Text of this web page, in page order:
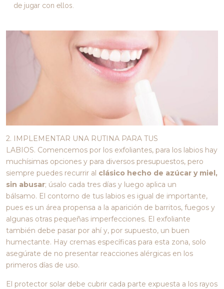
de jugar con ellos.
2. IMPLEMENTAR UNA RUTINA PARA TUS
LABIOS. Comencemos por los exfoliantes, para los labios hay
muchísimas opciones y para diversos presupuestos, pero
siempre puedes recurrir al clásico hecho de azúcar y miel,
sin abusar; úsalo cada tres días y luego aplica un
bálsamo. El contorno de tus labios es igual de importante,
pues es un área propensa a la aparición de barritos, fuegos y
algunas otras pequeñas imperfecciones. El exfoliante
también debe pasar por ahí y, por supuesto, un buen
humectante. Hay cremas específicas para esta zona, solo
asegúrate de no presentar reacciones alérgicas en los
primeros días de uso.
El protector solar debe cubrir cada parte expuesta a los rayos